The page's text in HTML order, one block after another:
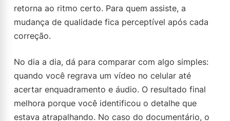
retorna ao ritmo certo. Para quem assiste, a
mudança de qualidade fica perceptível após cada
correção.
No dia a dia, dá para comparar com algo simples:
quando você regrava um vídeo no celular até
acertar enquadramento e áudio. O resultado final
melhora porque você identificou o detalhe que
estava atrapalhando. No caso do documentário, o